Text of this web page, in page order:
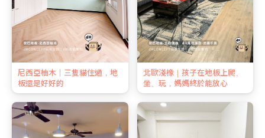
尼西亞柚木｜三隻貓住過，地
板還是好好的
北歐淺橡｜孩子在地板上爬、
坐、玩，媽媽終於能放心